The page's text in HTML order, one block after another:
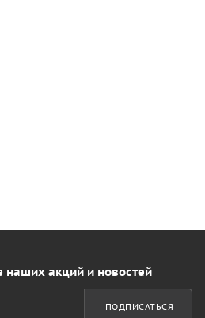
наших акций и новостей
ПОДПИСАТЬСЯ